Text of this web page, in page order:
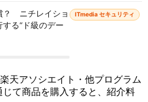
？ ニチレイショ
る“ド級のデー
ITmedia セキュリティ
天アソシエイト・他プログラム
て商品を購入すると、紹介料